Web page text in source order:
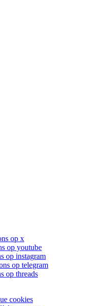
op x
op youtube
op instagram
op telegram
op threads
cookies